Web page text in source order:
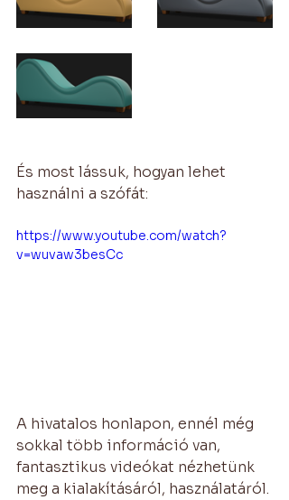
És most lássuk, hogyan lehet
használni a szófát:
https://www.youtube.com/watch?
v=wuvaw3besCc
A hivatalos honlapon, ennél még
sokkal több információ van,
fantasztikus videókat nézhetünk
meg a kialakításáról, használatáról.